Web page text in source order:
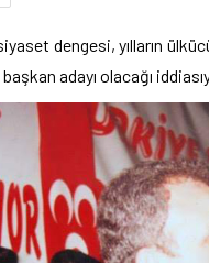
dengesi, yılların
başkan adayı olacağı